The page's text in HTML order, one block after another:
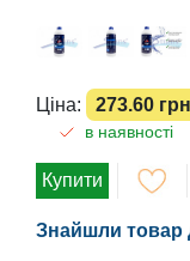
Ціна: 273.60
в наявності
Купити
Знайшли товар